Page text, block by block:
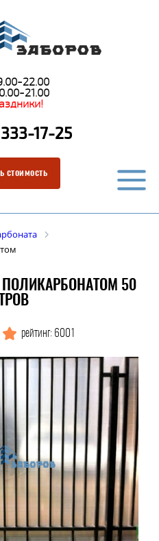
22.00
21.00
17-25
стоимость
50
рейтинг: 6001